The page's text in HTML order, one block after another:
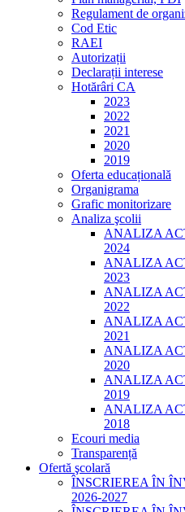
Regulament de
Cod Etic
RAEI
Autorizații
Declarații interese
Hotărâri CA
2023
2022
2021
2020
2019
Oferta educațională
Organigrama
Grafic monitorizare
Analiza şcolii
ANALIZA
2024
ANALIZA
2023
ANALIZA
2022
ANALIZA
2021
ANALIZA
2020
ANALIZA
2019
ANALIZA
2018
Ecouri media
Transparență
Ofertă şcolară
ÎNSCRIEREA ÎN
2026-2027